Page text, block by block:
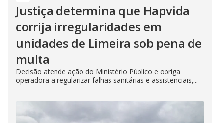
Justiça determina que Hapvida
corrija irregularidades em
unidades de Limeira sob pena de
multa
Decisão atende ação do Ministério Público e obriga
operadora a regularizar falhas sanitárias e assistenciais,...